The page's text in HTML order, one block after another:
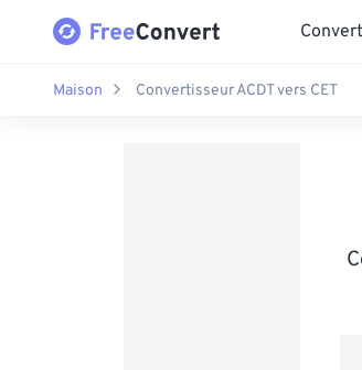
Maison Convertisseur ACDT vers CET